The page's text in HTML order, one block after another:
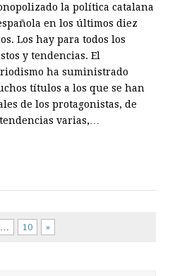
la política catalana
en los úl­timos diez
Los hay ­para todos los
y tendencias. El
ha suministrado
títulos a los que se han
de los protagonistas, de
varias,…
10 »